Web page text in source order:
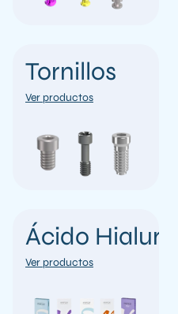
Tornillos
Ver productos
Ácido
Ver productos